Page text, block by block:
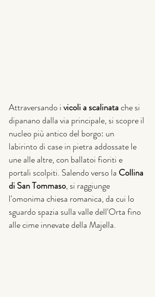
Attraversando i vicoli a scalinata che si
dipanano dalla via principale, si scopre il
nucleo più antico del borgo: un
labirinto di case in pietra addossate le
une alle altre, con ballatoi fioriti e
portali scolpiti. Salendo verso la Collina
di San Tommaso, si raggiunge
l'omonima chiesa romanica, da cui lo
sguardo spazia sulla valle dell'Orta fino
alle cime innevate della Majella.